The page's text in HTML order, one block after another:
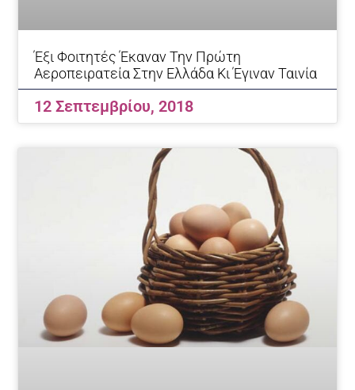
Έξι Φοιτητές Έκαναν Την Πρώτη
Αεροπειρατεία Στην Ελλάδα Κι Έγιναν Ταινία
12 Σεπτεμβρίου, 2018